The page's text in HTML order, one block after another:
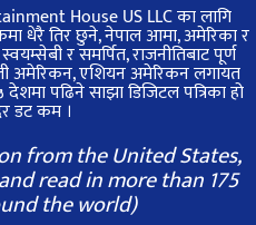
House US LLC का लागि
धेरै तिर छुने, नेपाल आमा, अमेरिका र
र समर्पित, राजनीतिबाट पूर्ण
अमेरिकन, एशियन अमेरिकन लगायत
पढिने साझा डिजिटल पत्रिका हो
डट कम ।
from the United States,
read in more than 175
the world)